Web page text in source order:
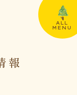
ALL
MENU
報